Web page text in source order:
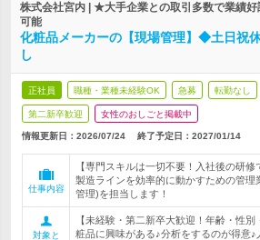
株式会社宮内 | ★大手企業との取引多数で業績
可能
化粧品メーカーの【現場管理】◆土日祝
し
正社員 職種・業種未経験OK 急募 転勤なし
第二新卒歓迎 女性のおしごと掲載中
情報更新日：2026/07/24 終了予定日： 2027/01/14
仕事内容
【専門スキルは一切不要！入社後の研修
製造ラインを効率的に動かすための管理
管理)を担当します！
対象と
【未経験・第二新卒大歓迎！年齢・性
粧品に興味がある♪分析をするのが得意♪